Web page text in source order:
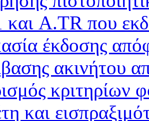
A.TR που
έκδοσης
ακινήτου
κριτηρίων
και